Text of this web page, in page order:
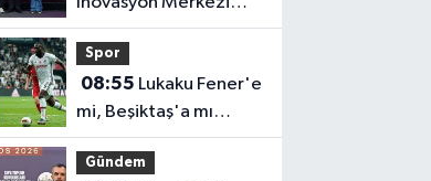
finale kaldı
Spor
08:55
mi, Beşiktaş'a mı
geliyor?
Gündem